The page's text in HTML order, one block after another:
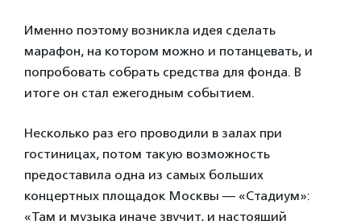
Именно поэтому возникла идея сделать
марафон, на котором можно и потанцевать, и
попробовать собрать средства для фонда. В
итоге он стал ежегодным событием.
Несколько раз его проводили в залах при
гостиницах, потом такую возможность
предоставила одна из самых больших
концертных площадок Москвы — «Стадиум»:
«Там и музыка иначе звучит, и настоящий